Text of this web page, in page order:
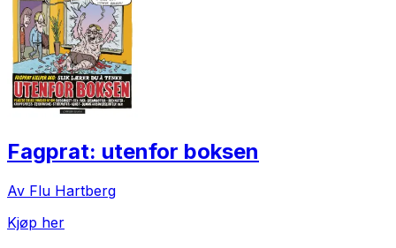
Fagprat: utenfor boksen
Av Flu Hartberg
Kjøp her